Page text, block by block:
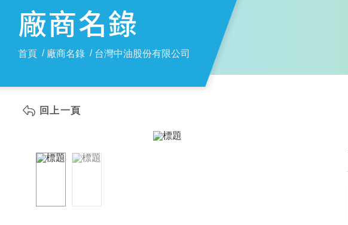
廠商名錄
首頁 廠商名錄 台灣中油股份有限公司
回上一頁